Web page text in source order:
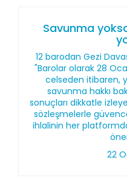
Savunma
12 barodan Gezi
"Barolar olarak 28
celseden itibaren,
savunma hakkı
sonuçları dikkatle
sözleşmelerle
ihlalinin her
22